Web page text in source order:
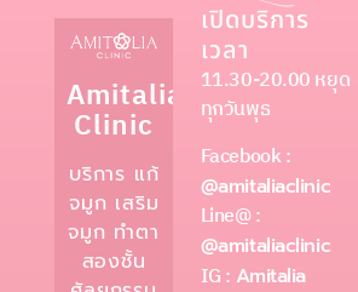
Amitalia
Clinic
บริการ แก้
จมูก เสริม
จมูก ทำตา
สองชั้น
เปิดบริการ
เวลา
11.30-20.00 หยุด
ทุกวันพุธ
Facebook :
@amitaliaclinic
Line@ :
@amitaliaclinic
IG : Amitalia